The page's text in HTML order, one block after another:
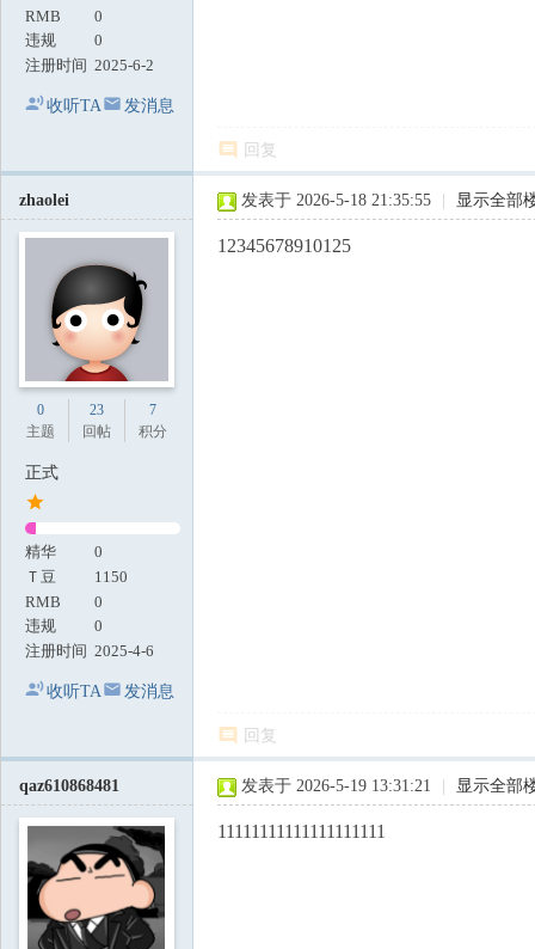
RMB
0
违规
0
注册时间 2025-6-2
收听TA 发消息
回复
zhaolei
0
主题
23
回帖
7
积分
正式
精华
0
Ｔ豆
1150
RMB
0
违规
0
注册时间 2025-4-6
收听TA 发消息
发表于 2026-5-18 21:35:55 显示全部
12345678910125
回复
qaz610868481 发表于 2026-5-19 13:31:21 显示全部
11111111111111111111